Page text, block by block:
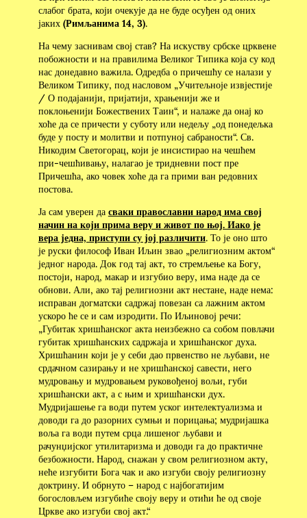
слабог брата, који очекује да не буде осуђен од оних
јаких (Римљанима 14, 3).
На чему заснивам свој став? На искуству србске црквене
побожности и на правилима Великог Типика која су код
нас донедавно важила. Одредба о причешћу се налази у
Великом Типику, под насловом „Учитељноје извјестије
/ О подајанији, пријатији, храњенији же и
поклоњенији Божествених Таин“, и налаже да онај ко
хоће да се причести у суботу или недељу „од понедељка
буде у посту и молитви и потпуној сабраности“. Св.
Никодим Светогорац, који је инсистирао на чешћем
при-чешћивању, налагао је тридневни пост пре
Причешћа, ако човек хоће да га прими ван редовних
постова.
Ја сам уверен да сваки православни народ има свој
начин на који прима веру и живот по њој. Иако је
вера једна, приступи су јој различити. То је оно што
је руски философ Иван Иљин звао „религиозним актом“
једног народа. Док год тај акт, то стремљење ка Богу,
постоји, народ, макар и изгубио веру, има наде да се
обнови. Али, ако тај религиозни акт нестане, наде нема:
исправан догматски садржај повезан са лажним актом
ускоро ће се и сам изродити. По Иљиновој речи:
„Губитак хришћанског акта неизбежно са собом повлачи
губитак хришћанских садржаја и хришћанског духа.
Хришћанин који је у себи дао првенство не љубави, не
срдачном сазирању и не хришћанској савести, него
мудровању и мудровањем руковођеној вољи, губи
хришћански акт, а с њим и хришћански дух.
Мудријашење га води путем уског интелектуализма и
доводи га до разорних сумњи и порицања; мудријашка
воља га води путем срца лишеног љубави и
рачунџијског утилитаризма и доводи га до практичне
безбожности. Народ, снажан у свом религиозном акту,
неће изгубити Бога чак и ако изгуби своју религиозну
доктрину. И обрнуто – народ с најбогатијим
богословљем изгубиће своју веру и отићи ће од своје
Цркве ако изгуби свој акт.“